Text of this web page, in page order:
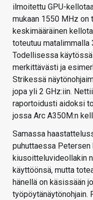
ilmoitettu GPU-
mukaan 1550 MHz
keskimääräinen
toteutuu
Todellisessa
merkittävästi ja
Strikessä
jopa yli 2 GHz:iin.
raportoidusti aidoksi
jossa Arc A350M:n
Samassa
puhuttaessa
kiusoitteluvideollakin
käyttöönsä, mutta
hänellä on käsissään
työpöytänäytönohjain.